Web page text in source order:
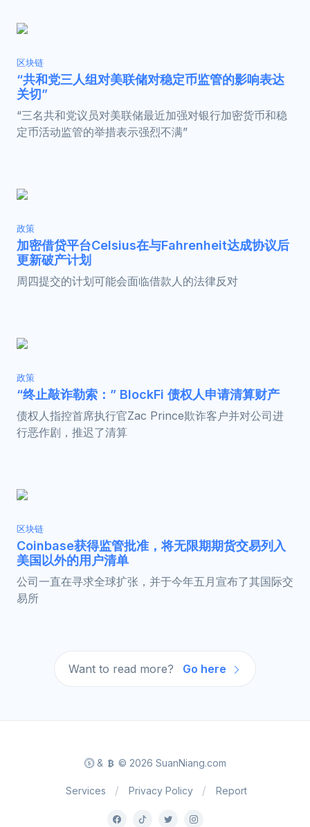
区块链
“共和党三人组对美联储对稳定币监管的影响表达
关切”
“三名共和党议员对美联储最近加强对银行加密货币和稳
定币活动监管的举措表示强烈不满”
政策
加密借贷平台Celsius在与Fahrenheit达成协议后
更新破产计划
周四提交的计划可能会面临借款人的法律反对
政策
“终止敲诈勒索：” BlockFi 债权人申请清算财产
债权人指控首席执行官Zac Prince欺诈客户并对公司进
行恶作剧，推迟了清算
区块链
Coinbase获得监管批准，将无限期期货交易列入
美国以外的用户清单
公司一直在寻求全球扩张，并于今年五月宣布了其国际交
易所
Want to read more? Go here
& © 2026 SuanNiang.com
Services Privacy Policy Report